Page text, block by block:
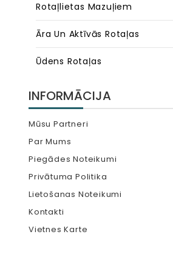
Rotaļlietas Mazuļiem
Āra Un Aktīvās Rotaļas
Ūdens Rotaļas
INFORMĀCIJA
Mūsu Partneri
Par Mums
Piegādes Noteikumi
Privātuma Politika
Lietošanas Noteikumi
Kontakti
Vietnes Karte